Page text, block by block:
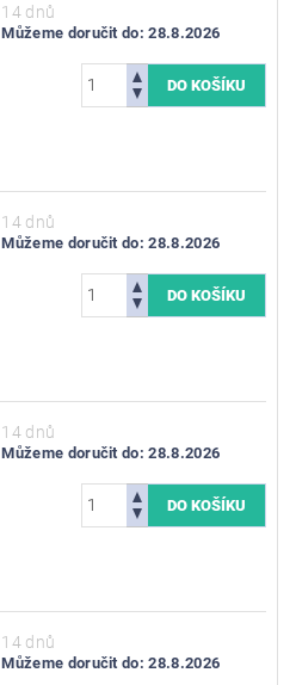
14 dnů
Můžeme doručit do: 28.8.2026
14 dnů
Můžeme doručit do: 28.8.2026
14 dnů
Můžeme doručit do: 28.8.2026
14 dnů
Můžeme doručit do: 28.8.2026